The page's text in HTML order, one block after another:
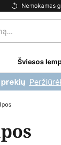
Nemokamas
Šviesos